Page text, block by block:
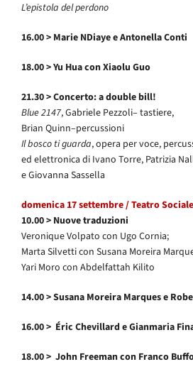
L’epistola del perdono
16.00 > Marie NDiaye e Antonella Conti
18.00 >Yu Hua con Xiaolu Guo
21.30 >Concerto: a double bill!
Blue 2147, Gabriele Pezzoli– tastiere,
Brian Quinn–percussioni
Il bosco ti guarda, opera per voce,
ed elettronica di Ivano Torre, Patrizia
e Giovanna Sassella
domenica 17 settembre / Teatro Sociale
10.00 > Nuove traduzioni
Veronique Volpato con Ugo Cornia;
Marta Silvetti con Susana Moreira
Yari Moro con Abdelfattah Kilito
14.00 >Susana Moreira Marques e
16.00 > Éric Chevillard e Gianmaria
18.00 > John Freeman con Franco